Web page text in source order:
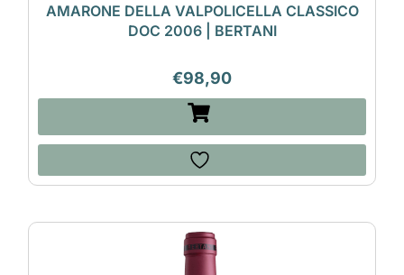
AMARONE DELLA VALPOLICELLA CLASSICO
DOC 2006 | BERTANI
€98,90